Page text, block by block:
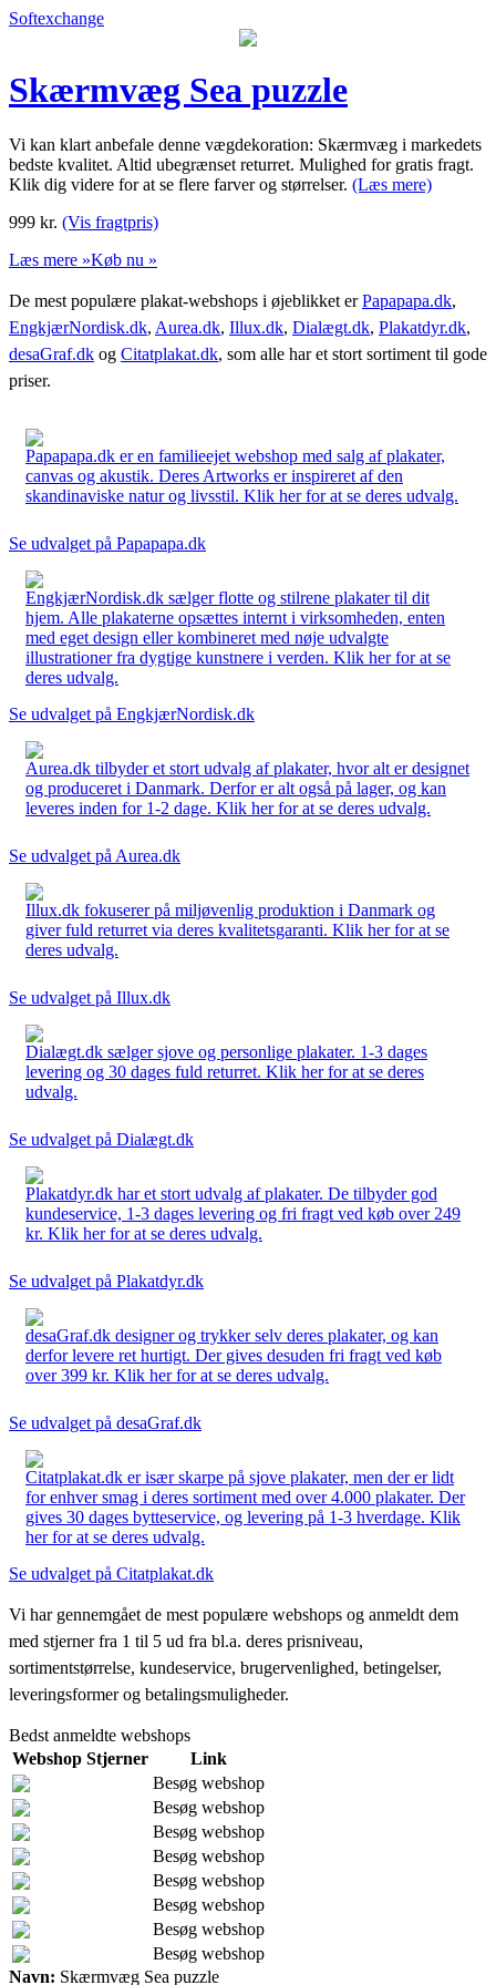
Softexchange
Skærmvæg Sea puzzle
Vi kan klart anbefale denne vægdekoration: Skærmvæg i markedets
bedste kvalitet. Altid ubegrænset returret. Mulighed for gratis fragt.
Klik dig videre for at se flere farver og størrelser. (Læs mere)
999 kr. (Vis fragtpris)
Læs mere »Køb nu »
De mest populære plakat-webshops i øjeblikket erPapapapa.dk,
EngkjærNordisk.dk, Aurea.dk, Illux.dk, Dialægt.dk, Plakatdyr.dk,
desaGraf.dk og Citatplakat.dk, som alle har et stort sortiment til gode
priser.
Papapapa.dk er en familieejet webshop med salg af plakater,
canvas og akustik. Deres Artworks er inspireret af den
skandinaviske natur og livsstil. Klik her for at se deres udvalg.
Se udvalget på Papapapa.dk
EngkjærNordisk.dk sælger flotte og stilrene plakater til dit
hjem. Alle plakaterne opsættes internt i virksomheden, enten
med eget design eller kombineret med nøje udvalgte
illustrationer fra dygtige kunstnere i verden. Klik her for at se
deres udvalg.
Se udvalget på EngkjærNordisk.dk
Aurea.dk tilbyder et stort udvalg af plakater, hvor alt er designet
og produceret i Danmark. Derfor er alt også på lager, og kan
leveres inden for 1-2 dage. Klik her for at se deres udvalg.
Se udvalget på Aurea.dk
Illux.dk fokuserer på miljøvenlig produktion i Danmark og
giver fuld returret via deres kvalitetsgaranti. Klik her for at se
deres udvalg.
Se udvalget på Illux.dk
Dialægt.dk sælger sjove og personlige plakater. 1-3 dages
levering og 30 dages fuld returret. Klik her for at se deres
udvalg.
Se udvalget på Dialægt.dk
Plakatdyr.dk har et stort udvalg af plakater. De tilbyder god
kundeservice, 1-3 dages levering og fri fragt ved køb over 249
kr. Klik her for at se deres udvalg.
Se udvalget på Plakatdyr.dk
desaGraf.dk designer og trykker selv deres plakater, og kan
derfor levere ret hurtigt. Der gives desuden fri fragt ved køb
over 399 kr. Klik her for at se deres udvalg.
Se udvalget på desaGraf.dk
Citatplakat.dk er især skarpe på sjove plakater, men der er lidt
for enhver smag i deres sortiment med over 4.000 plakater. Der
gives 30 dages bytteservice, og levering på 1-3 hverdage. Klik
her for at se deres udvalg.
Se udvalget på Citatplakat.dk
Vi har gennemgået de mest populære webshops og anmeldt dem
med stjerner fra 1 til 5 ud fra bl.a. deres prisniveau,
sortimentstørrelse, kundeservice, brugervenlighed, betingelser,
leveringsformer og betalingsmuligheder.
Bedst anmeldte webshops
Webshop Stjerner
Link
Besøg webshop
Besøg webshop
Besøg webshop
Besøg webshop
Besøg webshop
Besøg webshop
Besøg webshop
Besøg webshop
Navn: Skærmvæg Sea puzzle